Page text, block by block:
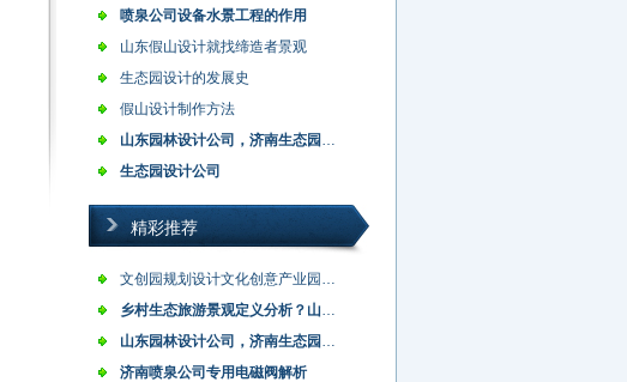
喷泉公司设备水景工程的作用
山东假山设计就找缔造者景观
生态园设计的发展史
假山设计制作方法
山东园林设计公司，济南生态园设计，农…
生态园设计公司
精彩推荐
文创园规划设计文化创意产业园的类型
乡村生态旅游景观定义分析？山东乡村旅…
山东园林设计公司，济南生态园设计，农…
济南喷泉公司专用电磁阀解析